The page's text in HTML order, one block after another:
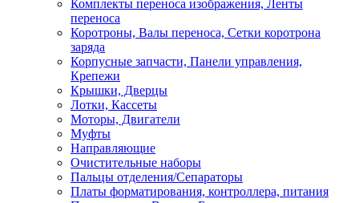
Комплекты переноса изображения, Ленты
переноса
Коротроны, Валы переноса, Сетки коротрона
заряда
Корпусные запчасти, Панели управления,
Крепежи
Крышки, Дверцы
Лотки, Кассеты
Моторы, Двигатели
Муфты
Направляющие
Очистительные наборы
Пальцы отделения/Сепараторы
Платы форматирования, контроллера, питания